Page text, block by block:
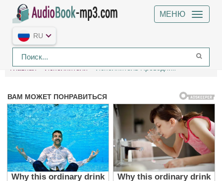
МЕНЮ
RU
Главная Исполнители Исполнитель Проводник